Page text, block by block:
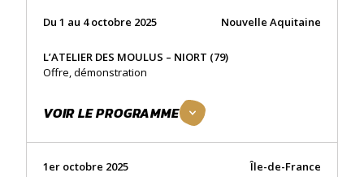
Du 1 au 4 octobre 2025 Nouvelle Aquitaine
L’ATELIER DES MOULUS – NIORT (79)
Offre, démonstration
VOIR LE PROGRAMME
1er octobre 2025 Île-de-France